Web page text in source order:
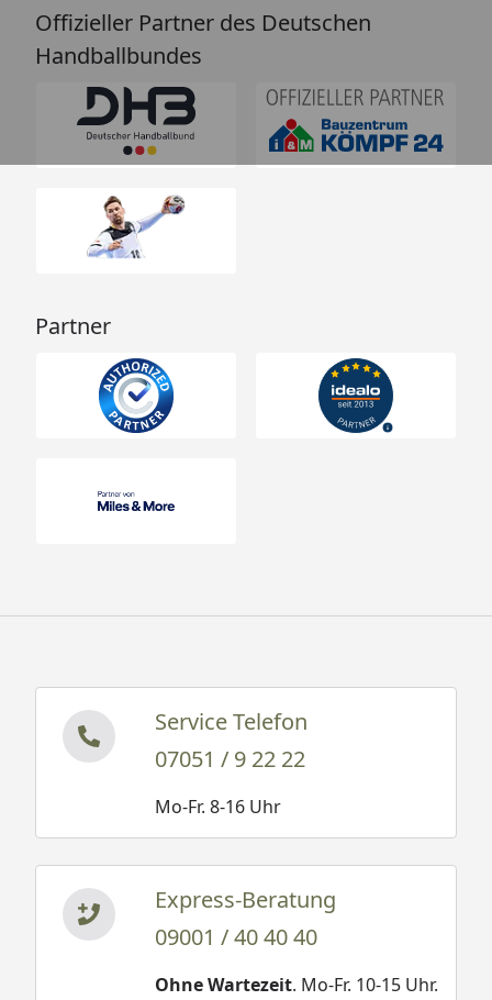
Offizieller Partner des Deutschen
Handballbundes
Partner
Service Telefon
07051 / 9 22 22
Mo-Fr. 8-16 Uhr
Express-Beratung
09001 / 40 40 40
Ohne Wartezeit. Mo-Fr. 10-15 Uhr.